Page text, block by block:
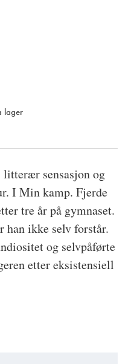
lager
sensasjon og
I Min kamp. Fjerde
tre år på gymnaset.
han ikke selv forstår.
og selvpåførte
etter eksistensiell